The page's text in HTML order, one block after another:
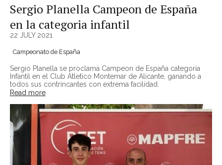
Sergio Planella Campeon de España
en la categoria infantil
22 JULY 2021
Campeonato de España
Sergio Planella se proclama Campeon de España categoria
Infantil en el Club Atletico Montemar de Alicante, ganando a
todos sus contrincantes con extrema facilidad.
Read more